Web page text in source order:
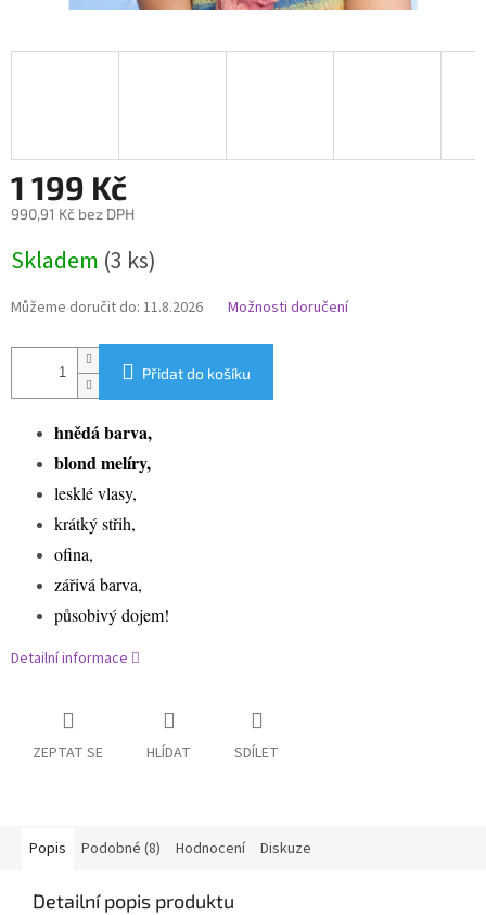
1 199 Kč
990,91 Kč bez DPH
cena:
Skladem (3 ks)
Můžeme doručit do: 11.8.2026 Možnosti doručení
Přidat do košíku
hnědá barva,
blond melíry,
lesklé vlasy,
krátký střih,
ofina,
zářivá barva,
působivý dojem!
Detailní informace
ZEPTAT SE HLÍDAT SDÍLET
Popis Podobné (8) Hodnocení Diskuze
Detailní popis produktu